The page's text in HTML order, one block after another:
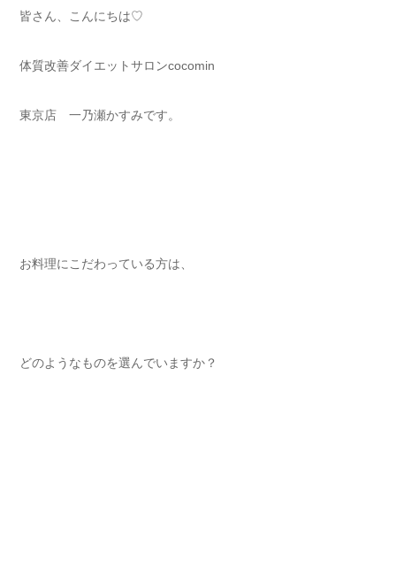
皆さん、こんにちは♡
体質改善ダイエットサロンcocomin
東京店 一乃瀬かすみです。
お料理にこだわっている方は、
どのようなものを選んでいますか ？